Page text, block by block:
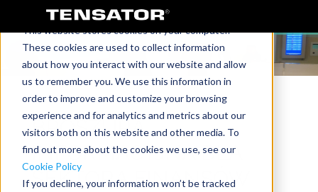
This website stores cookies on your computer.
These cookies are used to collect information
about how you interact with our website and allow
us to remember you. We use this information in
order to improve and customize your browsing
experience and for analytics and metrics about our
visitors both on this website and other media. To
find out more about the cookies we use, see our
Cookie Policy
If you decline, your information won’t be tracked
BROSZURA
INFORMACYJNA DLA
SEKTORA FINANSÓW